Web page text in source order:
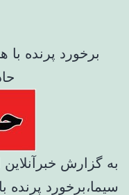
برخورد پرنده
به گزارش
سیما،‌برخورد